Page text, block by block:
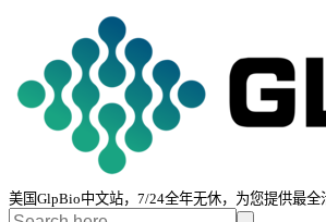
美国GlpBio中文站，7/24全年无休，为您提供最全